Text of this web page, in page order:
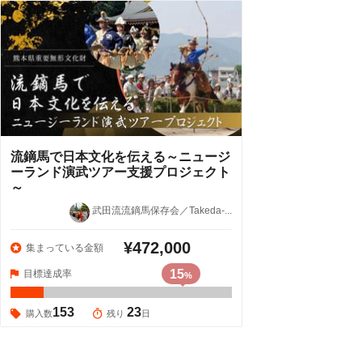
流鏑馬で日本文化を伝える～ニュージ
ーランド演武ツアー支援プロジェクト
～
武田流流鏑馬保存会／Takeda-...
集まっている金額 ¥472,000
目標達成率 15%
購入数153 残り 23日